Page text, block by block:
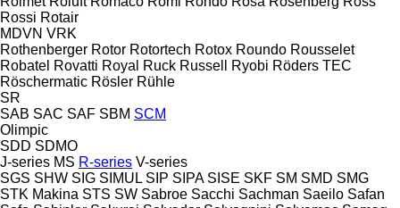
Rossi Rotair
MDVN VRK
Rothenberger Rotor Rotortech Rotox Roundo Rousselet
Robatel Rovatti Royal Ruck Russell Ryobi Röders TEC
Röschermatic Rösler Rühle
SR
SAB SAC SAF SBM SCM
Olimpic
SDD SDMO
J-series MS R-series V-series
SGS SHW SIG SIMUL SIP SIPA SISE SKF SM SMD SMG
STK Makina STS SW Sabroe Sacchi Sachman Saeilo Safan